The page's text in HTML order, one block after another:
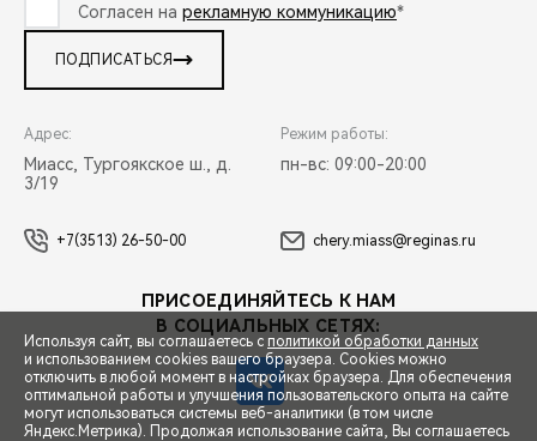
СПЕЦПРЕДЛОЖЕНИЯ
Согласен на рекламную коммуникацию*
ПОДПИСАТЬСЯ
Адрес:
Миасс, Тургоякское ш., д.
3/19
Режим работы:
пн-вс: 09:00-20:00
+7(3513) 26-50-00 chery.miass@reginas.ru
ПРИСОЕДИНЯЙТЕСЬ К НАМ
В СОЦИАЛЬНЫХ СЕТЯХ:
Используя сайт, вы соглашаетесь с политикой обработки данных
и использованием cookies вашего браузера. Cookies можно
отключить в любой момент в настройках браузера. Для обеспечения
оптимальной работы и улучшения пользовательского опыта на сайте
могут использоваться системы веб-аналитики (в том числе
Яндекс.Метрика). Продолжая использование сайта, Вы соглашаетесь